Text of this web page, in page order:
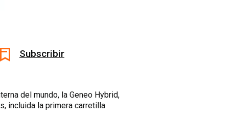
Subscribir
del mundo, la Geneo Hybrid,
incluida la primera carretilla